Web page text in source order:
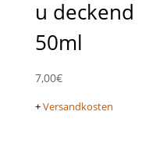
u deckend
50ml
7,00€
+Versandkosten